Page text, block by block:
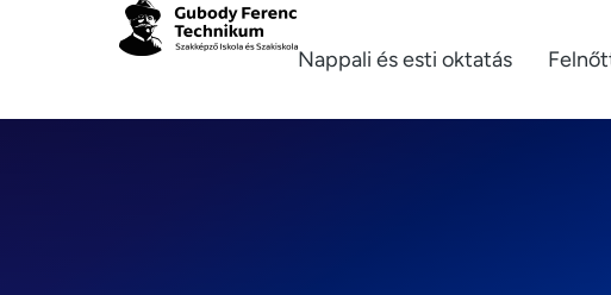
Nappali és esti oktatás